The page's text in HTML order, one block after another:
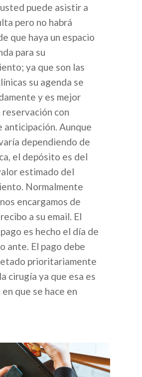
puede asistir a
pero no habrá
que haya un espacio
para su
ya que son las
su agenda se
y es mejor
reservación con
anticipación. Aunque
dependiendo de
el depósito es del
estimado del
Normalmente
encargamos de
a su email. El
es hecho el día de
ante. El pago debe
prioritariamente
cirugía ya que esa es
en que se hace en
VISION CORRECTION
HOSPITAL GENERAL
CONTACTO
English
Español